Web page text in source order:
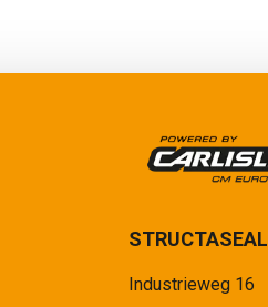
STRUCTASEAL
Industrieweg 16